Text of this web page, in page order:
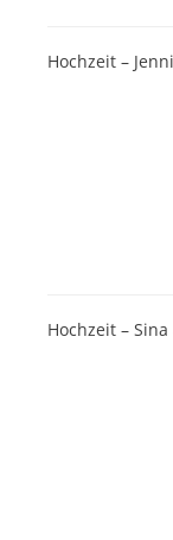
Hochzeit –
Hochzeit –